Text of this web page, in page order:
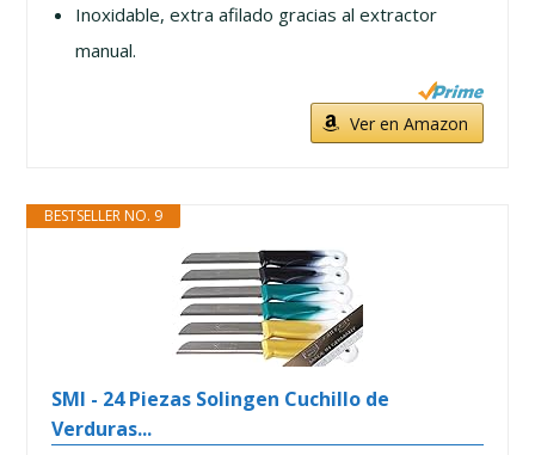
Inoxidable, extra afilado gracias al extractor
manual.
Ver en Amazon
BESTSELLER NO. 9
SMI - 24 Piezas Solingen Cuchillo de
Verduras...